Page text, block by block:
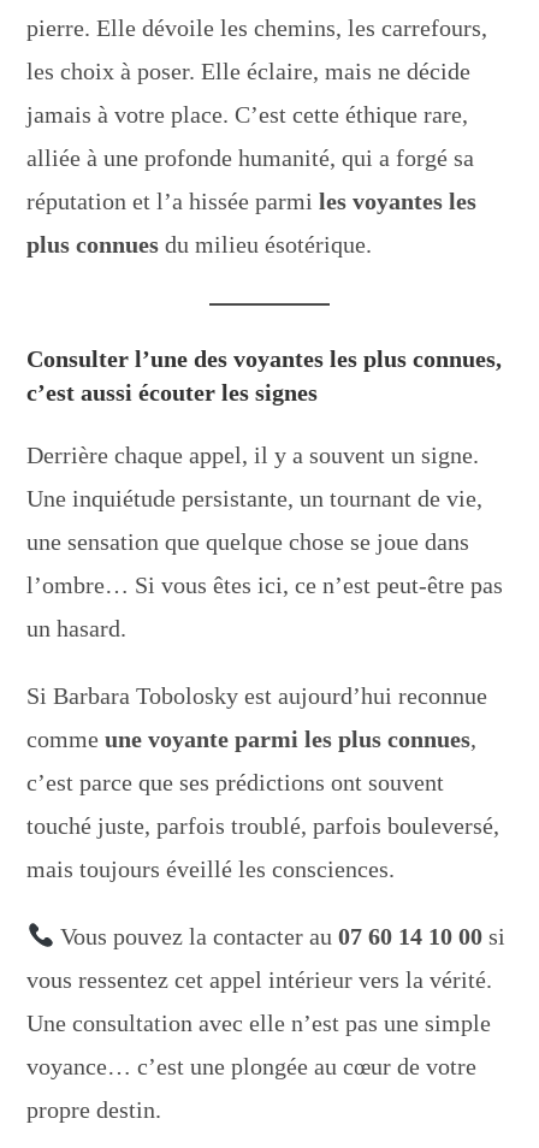
pierre. Elle dévoile les chemins, les carrefours,
les choix à poser. Elle éclaire, mais ne décide
jamais à votre place. C’est cette éthique rare,
alliée à une profonde humanité, qui a forgé sa
réputation et l’a hissée parmiles voyantes les
plus connues du milieu ésotérique.
Consulter l’une des voyantes les plus connues,
c’est aussi écouter les signes
Derrière chaque appel, il y a souvent un signe.
Une inquiétude persistante, un tournant de vie,
une sensation que quelque chose se joue dans
l’ombre… Si vous êtes ici, ce n’est peut-être pas
un hasard.
Si Barbara Tobolosky est aujourd’hui reconnue
commeune voyante parmi les plus connues,
c’est parce que ses prédictions ont souvent
touché juste, parfois troublé, parfois bouleversé,
mais toujours éveillé les consciences.
Vous pouvez la contacter au07 60 14 10 00 si
vous ressentez cet appel intérieur vers la vérité.
Une consultation avec elle n’est pas une simple
voyance… c’est une plongée au cœur de votre
propre destin.